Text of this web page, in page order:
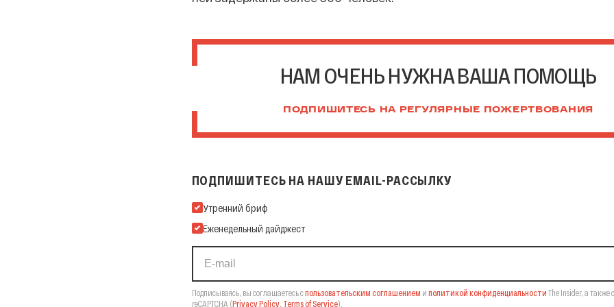
НАМ ОЧЕНЬ НУЖНА ВАША ПОМОЩЬ
ПОДПИШИТЕСЬ НА РЕГУЛЯРНЫЕ ПОЖЕРТВОВАНИЯ
ПОДПИШИТЕСЬ НА НАШУ EMAIL-РАССЫЛКУ
Подпишитесь на нашу Email-рассылку
Утренний бриф
Еженедельный дайджест
Подписываясь, вы соглашаетесь спользовательским соглашением и политикой конфиденциальности The Insider, а также
reCAPTCHA (Privacy Policy, Terms of Service).